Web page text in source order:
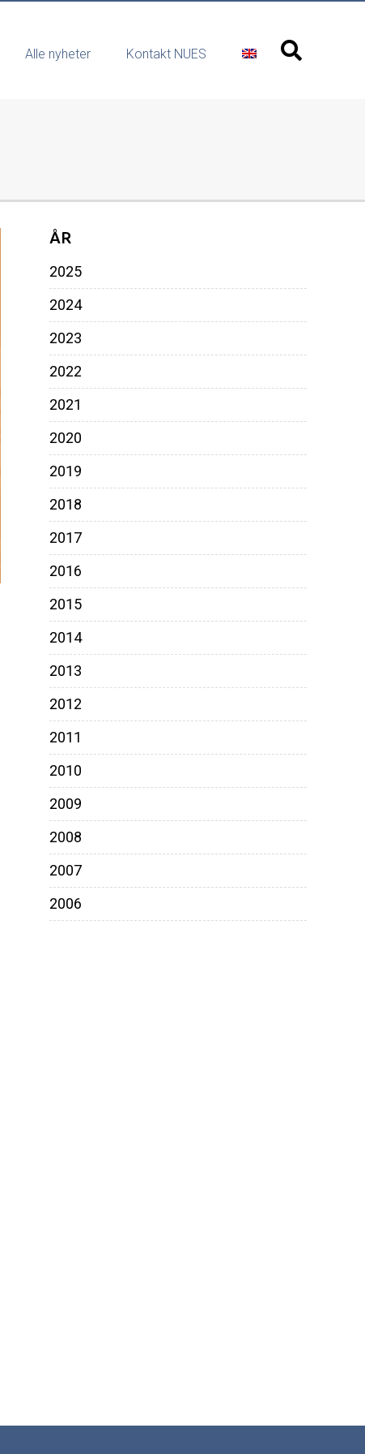
Alle nyheter Kontakt NUES
ÅR
2025
2024
2023
2022
2021
2020
2019
2018
2017
2016
2015
2014
2013
2012
2011
2010
2009
2008
2007
2006